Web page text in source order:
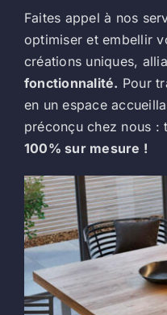
Faites appel à nos
optimiser et embellir
créations uniques,
fonctionnalité. Pour
en un espace
préconçu chez nous :
100% sur mesure !